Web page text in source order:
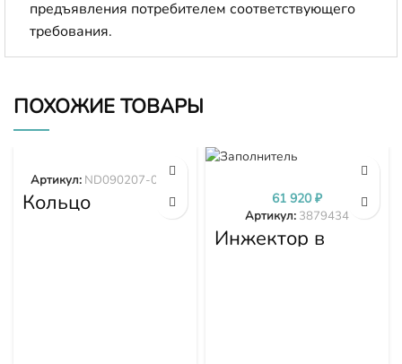
предъявления потребителем соответствующего
требования.
ПОХОЖИЕ ТОВАРЫ
Кольцо
ND090207-0100
Артикул: ND090207-0100
Инжектор в
сборе 3879434
Артикул: 3879434
61 920₽